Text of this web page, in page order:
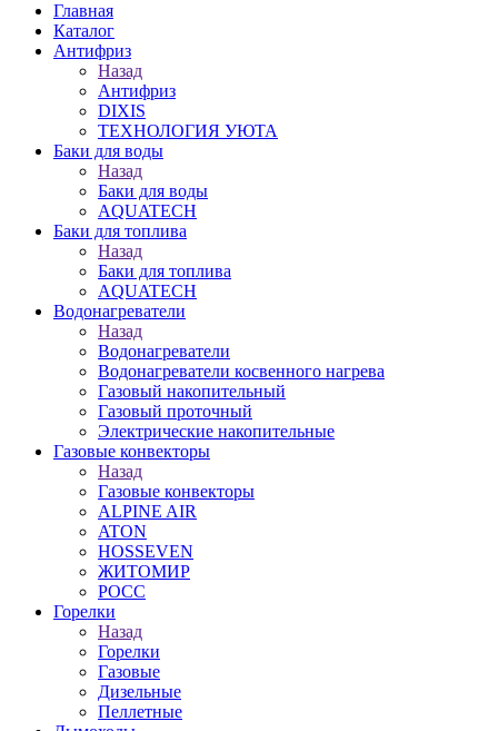
Главная
Каталог
Антифриз
Назад
Антифриз
DIXIS
ТЕХНОЛОГИЯ УЮТА
Баки для воды
Назад
Баки для воды
AQUATECH
Баки для топлива
Назад
Баки для топлива
AQUATECH
Водонагреватели
Назад
Водонагреватели
Водонагреватели косвенного нагрева
Газовый накопительный
Газовый проточный
Электрические накопительные
Газовые конвекторы
Назад
Газовые конвекторы
ALPINE AIR
ATON
HOSSEVEN
ЖИТОМИР
РОСС
Горелки
Назад
Горелки
Газовые
Дизельные
Пеллетные